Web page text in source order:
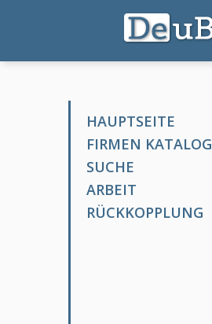
HAUPTSEITE
FIRMEN KATALOG
SUCHE
ARBEIT
RÜCKKOPPLUNG